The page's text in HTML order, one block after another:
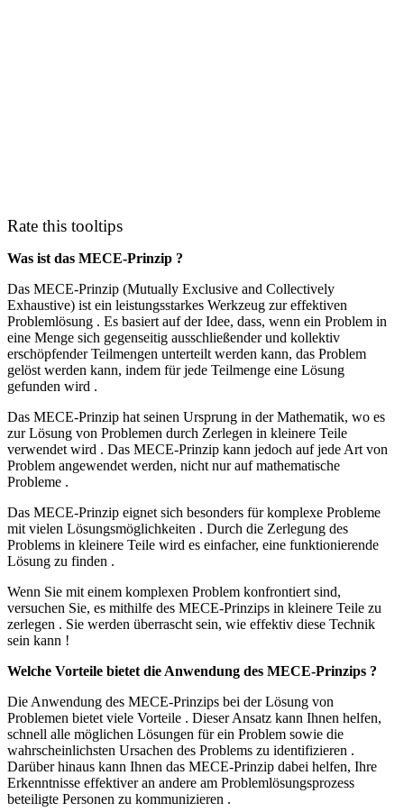
Rate this tooltips
Was ist das MECE-Prinzip ?
Das MECE-Prinzip (Mutually Exclusive and Collectively
Exhaustive) ist ein leistungsstarkes Werkzeug zur effektiven
Problemlösung . Es basiert auf der Idee, dass, wenn ein Problem in
eine Menge sich gegenseitig ausschließender und kollektiv
erschöpfender Teilmengen unterteilt werden kann, das Problem
gelöst werden kann, indem für jede Teilmenge eine Lösung
gefunden wird .
Das MECE-Prinzip hat seinen Ursprung in der Mathematik, wo es
zur Lösung von Problemen durch Zerlegen in kleinere Teile
verwendet wird . Das MECE-Prinzip kann jedoch auf jede Art von
Problem angewendet werden, nicht nur auf mathematische
Probleme .
Das MECE-Prinzip eignet sich besonders für komplexe Probleme
mit vielen Lösungsmöglichkeiten . Durch die Zerlegung des
Problems in kleinere Teile wird es einfacher, eine funktionierende
Lösung zu finden .
Wenn Sie mit einem komplexen Problem konfrontiert sind,
versuchen Sie, es mithilfe des MECE-Prinzips in kleinere Teile zu
zerlegen . Sie werden überrascht sein, wie effektiv diese Technik
sein kann !
Welche Vorteile bietet die Anwendung des MECE-Prinzips ?
Die Anwendung des MECE-Prinzips bei der Lösung von
Problemen bietet viele Vorteile . Dieser Ansatz kann Ihnen helfen,
schnell alle möglichen Lösungen für ein Problem sowie die
wahrscheinlichsten Ursachen des Problems zu identifizieren .
Darüber hinaus kann Ihnen das MECE-Prinzip dabei helfen, Ihre
Erkenntnisse effektiver an andere am Problemlösungsprozess
beteiligte Personen zu kommunizieren .